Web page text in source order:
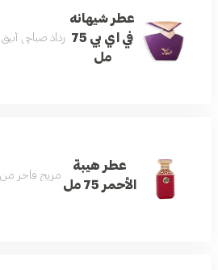
عطر شيهانه
في اي بي 75
مل
رذاذ صباحي
عطر هيبة
الأحمر 75 مل
مزيج فاخر من